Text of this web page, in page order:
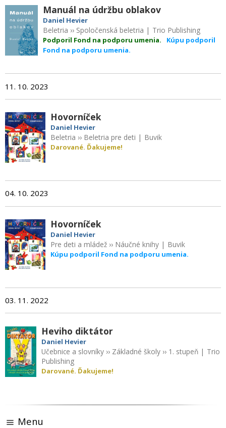
Manuál na údržbu oblakov
Daniel Hevier
Beletria ›› Spoločenská beletria | Trio Publishing
Podporil Fond na podporu umenia.
Kúpu podporil
Fond na podporu umenia.
11. 10. 2023
Hovorníček
Daniel Hevier
Beletria ›› Beletria pre deti | Buvik
Darované. Ďakujeme!
04. 10. 2023
Hovorníček
Daniel Hevier
Pre deti a mládež ›› Náučné knihy | Buvik
Kúpu podporil Fond na podporu umenia.
03. 11. 2022
Heviho diktátor
Daniel Hevier
Učebnice a slovníky ›› Základné školy ›› 1. stupeň | Trio
Publishing
Darované. Ďakujeme!
Menu